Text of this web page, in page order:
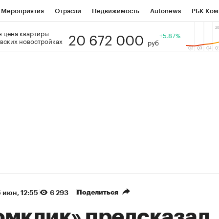
Мероприятия Отрасли Недвижимость Autonews РБК
РБК Образование Тренды
цена квартиры
новостройках
20 672 000 руб
+5.87%
июн, 12:55 6 293 Поделиться